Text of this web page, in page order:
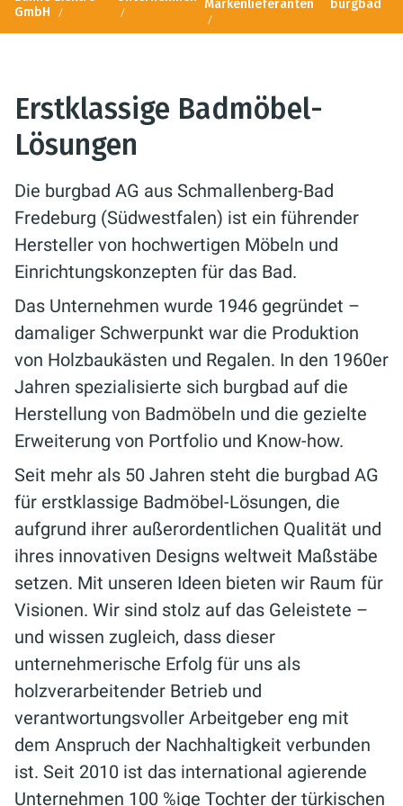
GmbH
Markenlieferanten
burgbad
Erstklassige Badmöbel-
Lösungen
Die burgbad AG aus Schmallenberg-Bad
Fredeburg (Südwestfalen) ist ein führender
Hersteller von hochwertigen Möbeln und
Einrichtungskonzepten für das Bad.
Das Unternehmen wurde 1946 gegründet –
damaliger Schwerpunkt war die Produktion
von Holzbaukästen und Regalen. In den 1960er
Jahren spezialisierte sich burgbad auf die
Herstellung von Badmöbeln und die gezielte
Erweiterung von Portfolio und Know-how.
Seit mehr als 50 Jahren steht die burgbad AG
für erstklassige Badmöbel-Lösungen, die
aufgrund ihrer außerordentlichen Qualität und
ihres innovativen Designs weltweit Maßstäbe
setzen. Mit unseren Ideen bieten wir Raum für
Visionen. Wir sind stolz auf das Geleistete –
und wissen zugleich, dass dieser
unternehmerische Erfolg für uns als
holzverarbeitender Betrieb und
verantwortungsvoller Arbeitgeber eng mit
dem Anspruch der Nachhaltigkeit verbunden
ist. Seit 2010 ist das international agierende
Unternehmen 100 %ige Tochter der türkischen